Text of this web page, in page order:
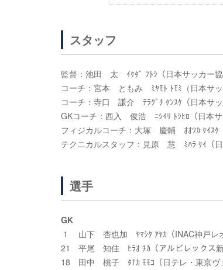
スタッフ
監督：池田 太 ｲｹﾀﾞ ﾌﾄｼ（日本サッカー協
コーチ：宮本 ともみ ﾐﾔﾓﾄ ﾄﾓﾐ（日本サッ
コーチ：寺口 謙介 ﾃﾗｸﾞﾁ ｹﾝｽｹ（日本サッ
GKコーチ：西入 俊浩 ﾆｼｲﾘ ﾄｼﾋﾛ（日本サ
フィジカルコーチ：大塚 慶輔 ｵｵﾂｶ ｹｲｽｹ
テクニカルスタッフ：見原 慧 ﾐﾊﾗ ｹｲ（日
選手
GK
1 山下 杏也加 ﾔﾏｼﾀ ｱﾔｶ（INAC神戸レオ
21 平尾 知佳 ﾋﾗｵ ﾁｶ（アルビレックス新
18 田中 桃子 ﾀﾅｶ ﾓﾓｺ（日テレ・東京ヴ